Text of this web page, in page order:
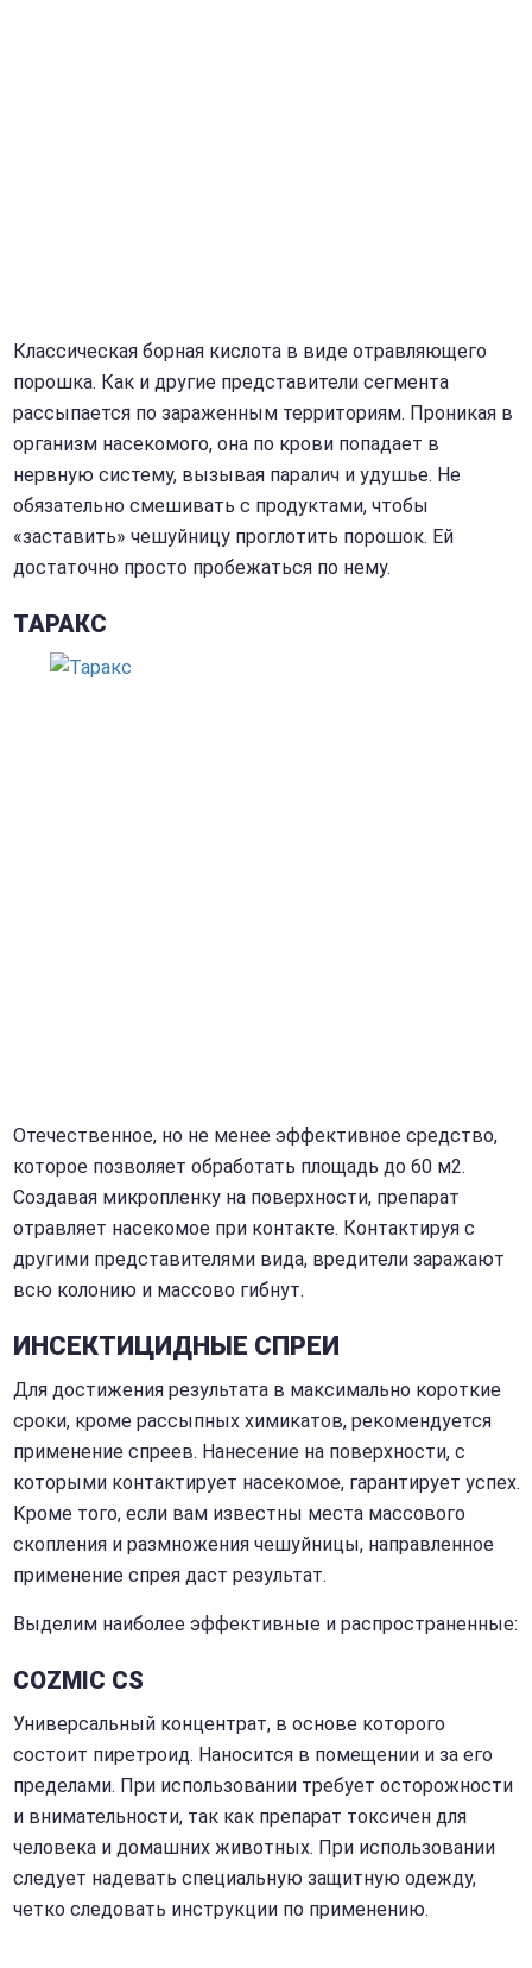
Классическая борная кислота в виде отравляющего
порошка. Как и другие представители сегмента
рассыпается по зараженным территориям. Проникая в
организм насекомого, она по крови попадает в
нервную систему, вызывая паралич и удушье. Не
обязательно смешивать с продуктами, чтобы
«заставить» чешуйницу проглотить порошок. Ей
достаточно просто пробежаться по нему.
ТАРАКС
Отечественное, но не менее эффективное средство,
которое позволяет обработать площадь до 60 м2.
Создавая микропленку на поверхности, препарат
отравляет насекомое при контакте. Контактируя с
другими представителями вида, вредители заражают
всю колонию и массово гибнут.
ИНСЕКТИЦИДНЫЕ СПРЕИ
Для достижения результата в максимально короткие
сроки, кроме рассыпных химикатов, рекомендуется
применение спреев. Нанесение на поверхности, с
которыми контактирует насекомое, гарантирует успех.
Кроме того, если вам известны места массового
скопления и размножения чешуйницы, направленное
применение спрея даст результат.
Выделим наиболее эффективные и распространенные:
COZMIC CS
Универсальный концентрат, в основе которого
состоит пиретроид. Наносится в помещении и за его
пределами. При использовании требует осторожности
и внимательности, так как препарат токсичен для
человека и домашних животных. При использовании
следует надевать специальную защитную одежду,
четко следовать инструкции по применению.